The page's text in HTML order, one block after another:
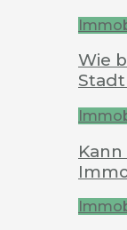
Wie